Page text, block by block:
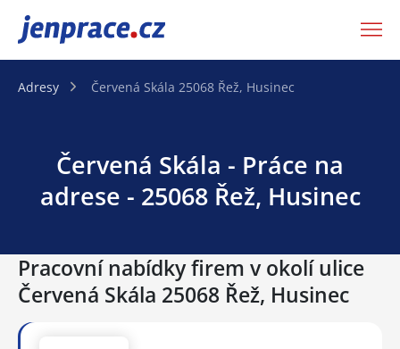
JenPráce.cz
Adresy Červená Skála 25068 Řež, Husinec
Červená Skála - Práce na
adrese - 25068 Řež, Husinec
Pracovní nabídky firem v okolí ulice
Červená Skála 25068 Řež, Husinec